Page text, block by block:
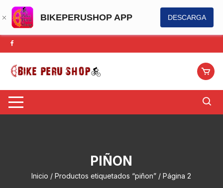
BIKEPERUSHOP APP DESCARGA
Saltar
al
contenido
PIÑON
Inicio /Productos etiquetados “piñon” / Página 2